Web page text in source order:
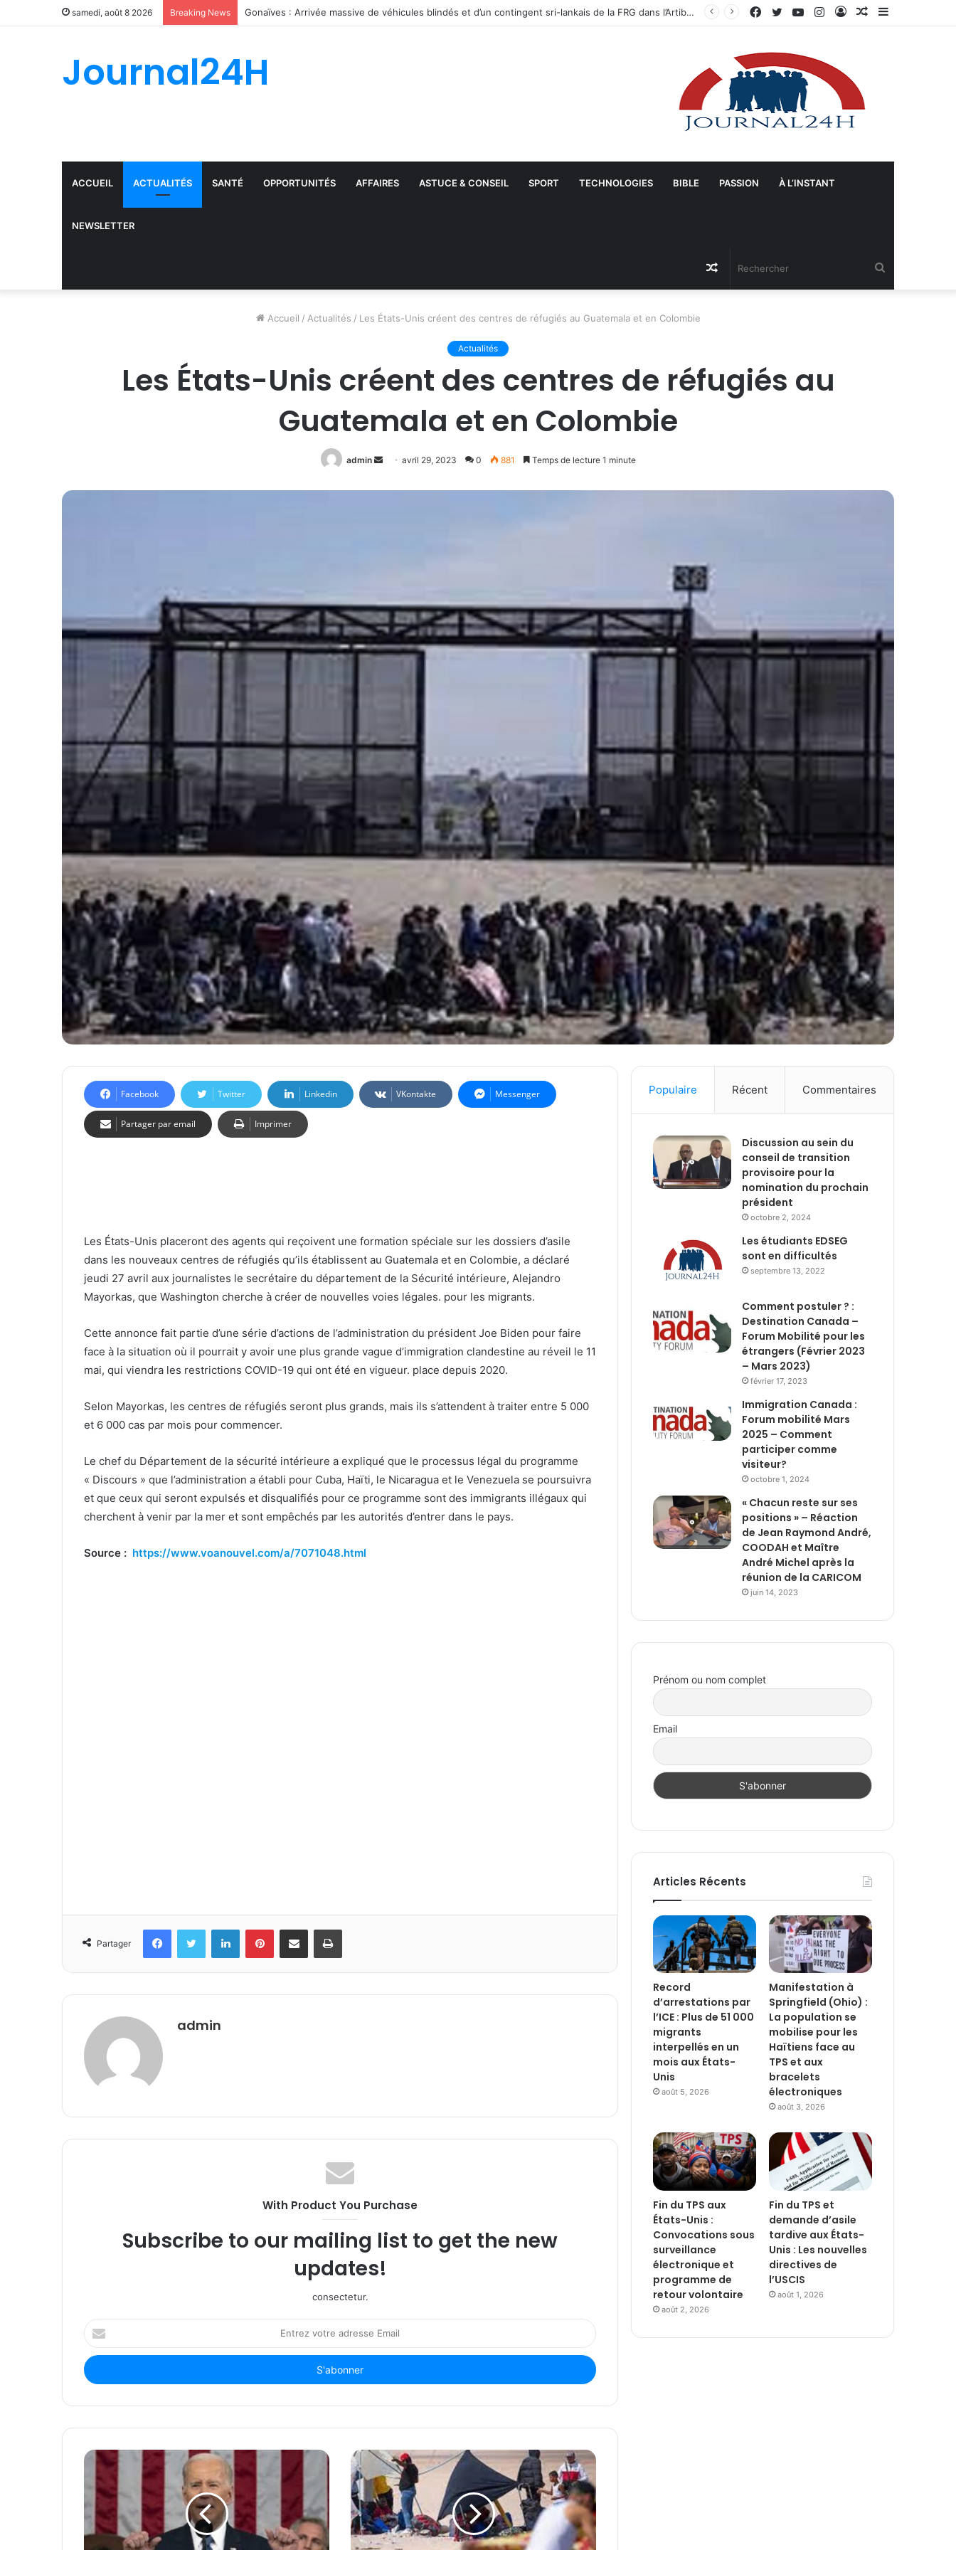
samedi, août 8 2026 Breaking News Record d’arrestations par l’ICE : Plus de 51 000 migrants interpellés en un mois aux États-Unis
Sidebar
Article
Connexion
Instagram
YouTube
Twitter
Facebook
Journal24H
ACCUEIL ACTUALITÉS SANTÉ OPPORTUNITÉS AFFAIRES ASTUCE & CONSEIL SPORT TECHNOLOGIES BIBLE PASSION À L’INSTANT
NEWSLETTER
Article
Accueil / Actualités / Les États-Unis créent des centres de réfugiés au Guatemala et en Colombie
Actualités
Les États-Unis créent des centres de réfugiés au
Guatemala et en Colombie
admin
Envoyer
courriel
avril 29, 2023 0 881 Temps de lecture 1 minute
Facebook Twitter Linkedin VKontakte Messenger
Partager par email Imprimer
Les États-Unis placeront des agents qui reçoivent une formation spéciale sur les dossiers d’asile
dans les nouveaux centres de réfugiés qu’ils établissent au Guatemala et en Colombie, a déclaré
jeudi 27 avril aux journalistes le secrétaire du département de la Sécurité intérieure, Alejandro
Mayorkas, que Washington cherche à créer de nouvelles voies légales. pour les migrants.
Cette annonce fait partie d’une série d’actions de l’administration du président Joe Biden pour faire
face à la situation où il pourrait y avoir une plus grande vague d’immigration clandestine au réveil le 11
mai, qui viendra les restrictions COVID-19 qui ont été en vigueur. place depuis 2020.
Selon Mayorkas, les centres de réfugiés seront plus grands, mais ils s’attendent à traiter entre 5 000
et 6 000 cas par mois pour commencer.
Le chef du Département de la sécurité intérieure a expliqué que le processus légal du programme
« Discours » que l’administration a établi pour Cuba, Haïti, le Nicaragua et le Venezuela se poursuivra
et que ceux qui seront expulsés et disqualifiés pour ce programme sont des immigrants illégaux qui
cherchent à venir par la mer et sont empêchés par les autorités d’entrer dans le pays.
Source : https://www.voanouvel.com/a/7071048.html
Partager
FacebookTwitter LinkedinPinterestPartager par email Imprimer
admin
With Product You Purchase
Subscribe to our mailing list to get the new
updates!
consectetur.
Entrez
votre
adresse
Email
Populaire Récent Commentaires
Discussion au sein du
conseil de transition
provisoire pour la
nomination du prochain
président
octobre 2, 2024
Les étudiants EDSEG
sont en difficultés
septembre 13, 2022
Comment postuler ? :
Destination Canada –
Forum Mobilité pour les
étrangers (Février 2023
– Mars 2023)
février 17, 2023
Immigration Canada :
Forum mobilité Mars
2025 – Comment
participer comme
visiteur?
octobre 1, 2024
« Chacun reste sur ses
positions » – Réaction
de Jean Raymond André,
COODAH et Maître
André Michel après la
réunion de la CARICOM
juin 14, 2023
Prénom ou nom complet
Email
Articles Récents
Record
d’arrestations par
l’ICE : Plus de 51 000
migrants
interpellés en un
mois aux États-
Unis
août 5, 2026
Manifestation à
Springfield (Ohio) :
La population se
mobilise pour les
Haïtiens face au
TPS et aux
bracelets
électroniques
août 3, 2026
Fin du TPS aux
États-Unis :
Convocations sous
surveillance
électronique et
programme de
retour volontaire
août 2, 2026
Fin du TPS et
demande d’asile
tardive aux États-
Unis : Les nouvelles
directives de
l’USCIS
août 1, 2026